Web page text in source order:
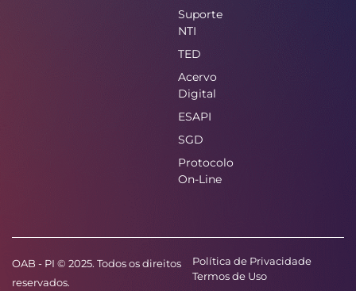
Suporte
NTI
TED
Acervo
Digital
ESAPI
SGD
Protocolo
On-Line
OAB - PI © 2025. Todos os direitos
reservados.
Política de Privacidade
Termos de Uso